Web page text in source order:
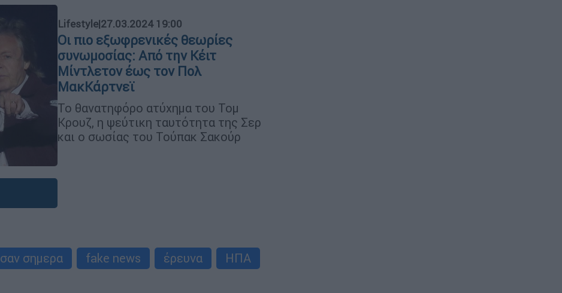
Lifestyle|27.03.2024 19:00
Οι πιο εξωφρενικές θεωρίες
συνωμοσίας: Aπό την Kέιτ
Μίντλετον έως τον Πολ
ΜακΚάρτνεϊ
Το θανατηφόρο ατύχημα του Τομ
Κρουζ, η ψεύτικη ταυτότητα της Σερ
και ο σωσίας του Τούπακ Σακούρ
σαν σημερα fake news έρευνα
ΗΠΑ